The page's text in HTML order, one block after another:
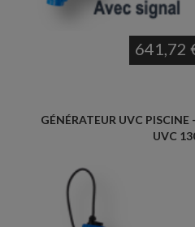
641,72
GÉNÉRATEUR UVC
UVC